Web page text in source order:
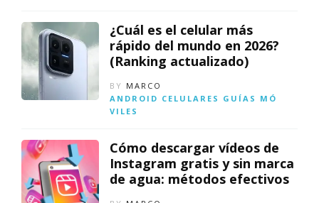
¿Cuál es el celular más
rápido del mundo en 2026?
(Ranking actualizado)
BY MARCO
ANDROID CELULARES GUÍAS MÓ
VILES
Cómo descargar vídeos de
Instagram gratis y sin marca
de agua: métodos efectivos